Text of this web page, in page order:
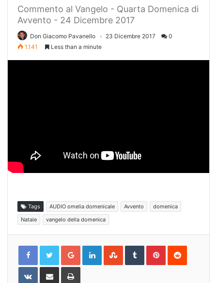
Commento al Vangelo - Quarta Domenica di
Avvento - 24 Dicembre 2017
Don Giacomo Pavanello 23 Dicembre 2017
0
1.141
Less than a minute
Tags AUDIO omelia domenicale Avvento
domenica
Natale
vangelo della domenica
Google+LinkedInStumbleUpon
TumblrPinterestReddit
VKontakteShare
Email
Print